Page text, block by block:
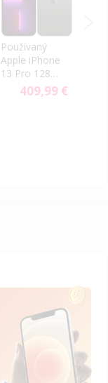
Používaný
Apple iPhone
13 Pro 128GB
Black - Trieda
409,99 €